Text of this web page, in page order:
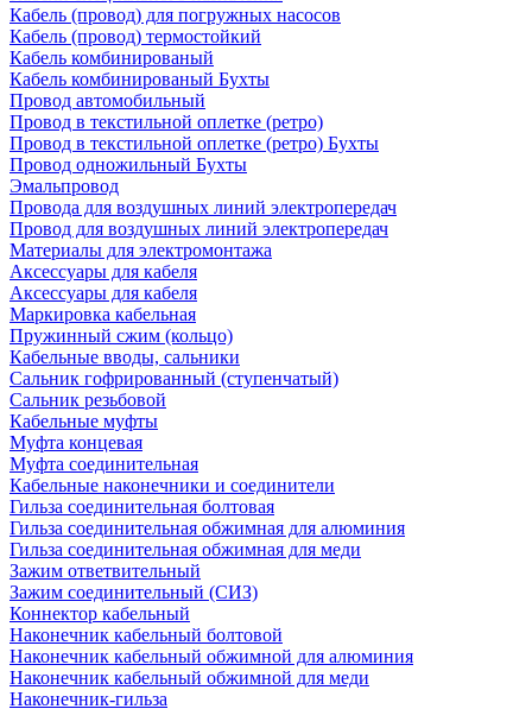
Кабель (провод) для погружных насосов
Кабель (провод) термостойкий
Кабель комбинированый
Кабель комбинированый Бухты
Провод автомобильный
Провод в текстильной оплетке (ретро)
Провод в текстильной оплетке (ретро) Бухты
Провод одножильный Бухты
Эмальпровод
Провода для воздушных линий электропередач
Провод для воздушных линий электропередач
Материалы для электромонтажа
Аксессуары для кабеля
Аксессуары для кабеля
Маркировка кабельная
Пружинный сжим (кольцо)
Кабельные вводы, сальники
Сальник гофрированный (ступенчатый)
Сальник резьбовой
Кабельные муфты
Муфта концевая
Муфта соединительная
Кабельные наконечники и соединители
Гильза соединительная болтовая
Гильза соединительная обжимная для алюминия
Гильза соединительная обжимная для меди
Зажим ответвительный
Зажим соединительный (СИЗ)
Коннектор кабельный
Наконечник кабельный болтовой
Наконечник кабельный обжимной для алюминия
Наконечник кабельный обжимной для меди
Наконечник-гильза